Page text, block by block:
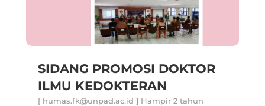
SIDANG PROMOSI DOKTOR
ILMU KEDOKTERAN
[ humas.fk@unpad.ac.id ] Hampir 2 tahun